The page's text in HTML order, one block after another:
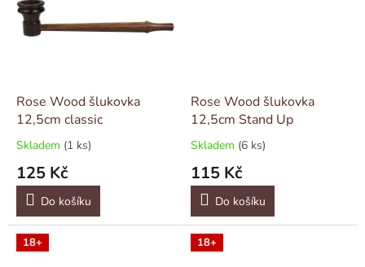
Rose Wood šlukovka
12,5cm classic
Skladem (1 ks)
125 Kč
Do košíku
Rose Wood šlukovka
12,5cm Stand Up
Skladem (6 ks)
115 Kč
Do košíku
18+ 18+